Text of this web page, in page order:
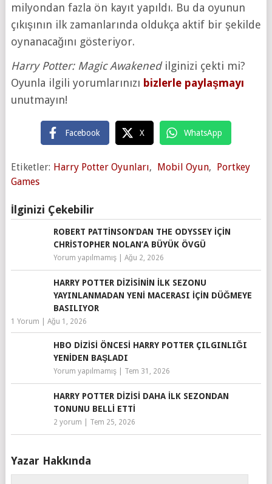
milyondan fazla ön kayıt yapıldı. Bu da oyunun
çıkışının ilk zamanlarında oldukça aktif bir şekilde
oynanacağını gösteriyor.
Harry Potter: Magic Awakenedilginizi çekti mi?
Oyunla ilgili yorumlarınızı bizlerle paylaşmayı
unutmayın!
Facebook X WhatsApp
Etiketler: Harry Potter Oyunları, Mobil Oyun, Portkey
Games
İlginizi Çekebilir
ROBERT PATTINSON’DAN THE ODYSSEY IÇIN
CHRISTOPHER NOLAN’A BÜYÜK ÖVGÜ
Yorum yapılmamış| Ağu 2, 2026
HARRY POTTER DIZISININ İLK SEZONU
YAYINLANMADAN YENI MACERASI IÇIN DÜĞMEYE
BASILIYOR
1 Yorum Ağu 1, 2026
HBO DIZISI ÖNCESI HARRY POTTER ÇILGINLIĞI
YENIDEN BAŞLADI
Yorum yapılmamış| Tem 31, 2026
HARRY POTTER DIZISI DAHA İLK SEZONDAN
TONUNU BELLI ETTI
2 yorum Tem 25, 2026
Yazar Hakkında